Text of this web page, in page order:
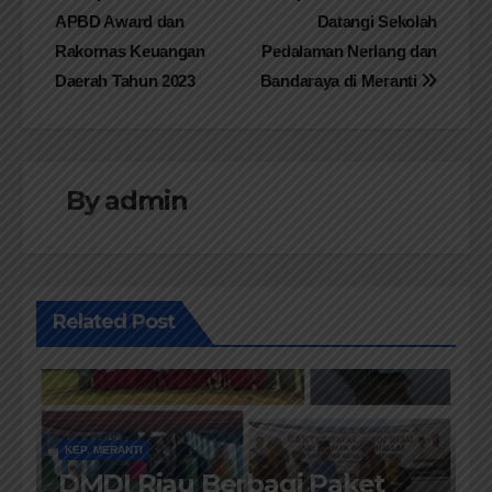
pos
Datangi Sekolah
Pedalaman Nerlang dan
Bandaraya di Meranti
APBD Award dan
Rakornas Keuangan
Daerah Tahun 2023
Byadmin
Related Post
KEP. MERANTI
DMDI Riau Berbagi Paket